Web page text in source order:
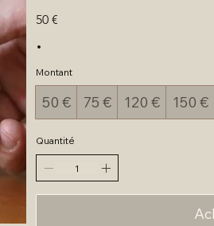
50 €
Montant
50 € 75 € 120 € 150 €
Quantité